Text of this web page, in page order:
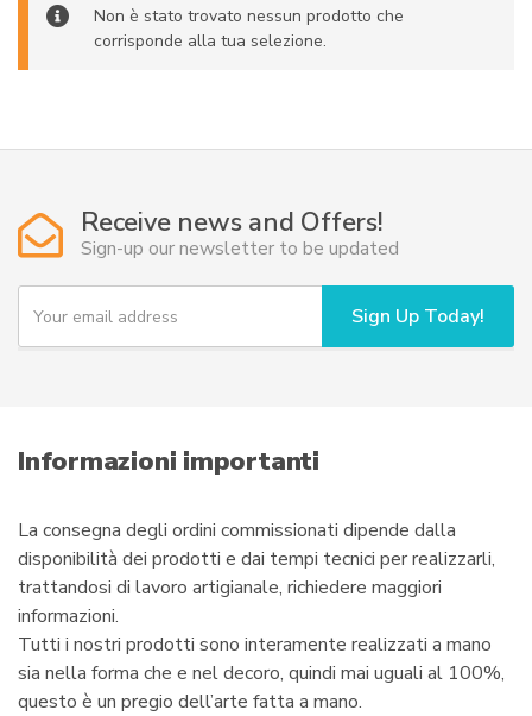
Non è stato trovato nessun prodotto che
corrisponde alla tua selezione.
Receive news and Offers!
Sign-up our newsletter to be updated
Y
u
i
l
Sign Up Today!
Informazioni importanti
La consegna degli ordini commissionati dipende dalla
disponibilità dei prodotti e dai tempi tecnici per realizzarli,
trattandosi di lavoro artigianale, richiedere maggiori
informazioni.
Tutti i nostri prodotti sono interamente realizzati a mano
sia nella forma che e nel decoro, quindi mai uguali al 100%,
questo è un pregio dell’arte fatta a mano.